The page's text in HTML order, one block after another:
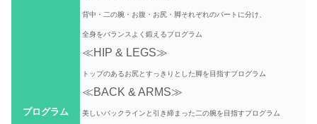
プログラム
背中・二の腕・お腹・お尻・脚それぞれのパートに分け、
全身をバランスよく鍛えるプログラム
≪HIP & LEGS≫
トップのあるお尻とすっきりとした脚を目指すプログラム
≪BACK & ARMS≫
美しいバックラインと引き締まった二の腕を目指すプログラム